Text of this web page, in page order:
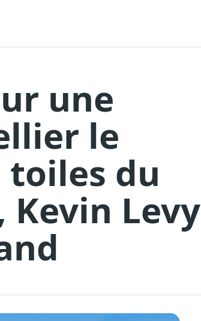
une
le
du
Levy